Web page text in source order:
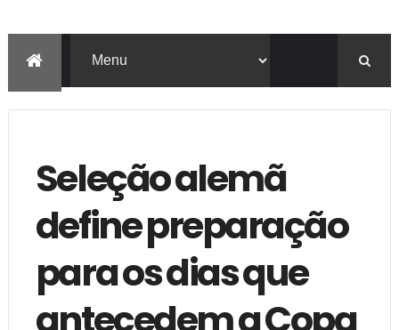
Seleção alemã
define preparação
para os dias que
antecedem a Copa